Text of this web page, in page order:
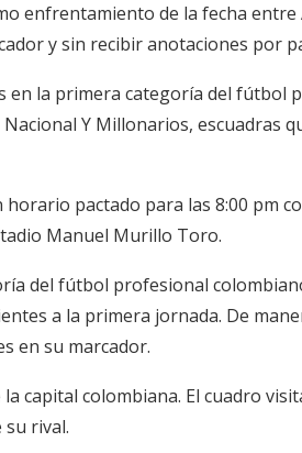
enfrentamiento de la fecha entre
y sin recibir anotaciones por
en la primera categoría del fútbol
Y Millonarios, escuadras
pactado para las 8:00 pm
Manuel Murillo Toro.
del fútbol profesional
a la primera jornada. De
en su marcador.
capital colombiana. El cuadro
rival.